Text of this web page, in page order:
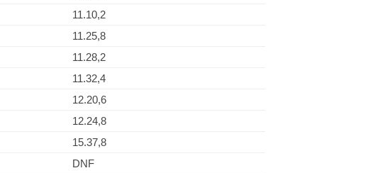
11.10,2
11.25,8
11.28,2
11.32,4
12.20,6
12.24,8
15.37,8
DNF